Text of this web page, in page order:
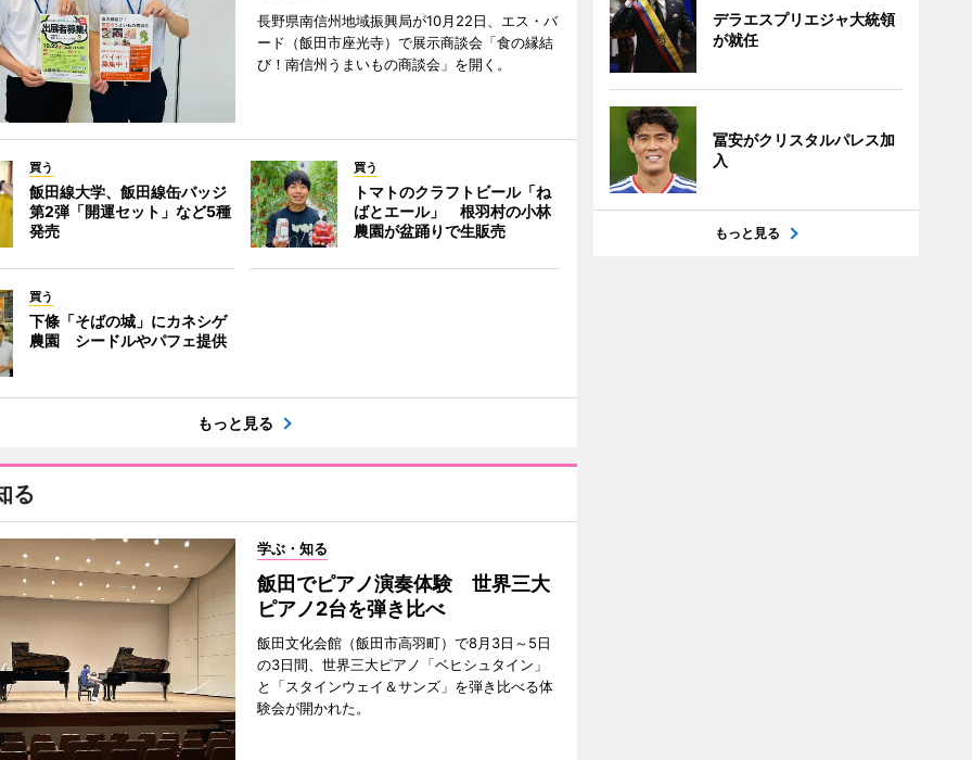
長野県南信州地域振興局が10月22日、エス・バ
ード（飯田市座光寺）で展示商談会「食の縁結
び！南信州うまいもの商談会」を開く。
買う
飯田線大学、飯田線缶バッジ
第2弾「開運セット」など5種
発売
買う
トマトのクラフトビール「ね
ばとエール」 根羽村の小林
農園が盆踊りで生販売
買う
下條「そばの城」にカネシゲ
農園 シードルやパフェ提供
もっと見る
る
学ぶ・知る
飯田でピアノ演奏体験 世界三大
ピアノ2台を弾き比べ
飯田文化会館（飯田市高羽町）で8月3日～5日
の3日間、世界三大ピアノ「ベヒシュタイン」
と「スタインウェイ＆サンズ」を弾き比べる体
験会が開かれた。
デラエスプリエジャ大統領
が就任
冨安がクリスタルパレス加
入
もっと見る